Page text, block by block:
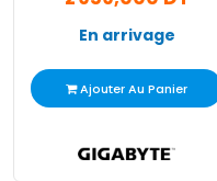
En arrivage
Ajouter Au Panier